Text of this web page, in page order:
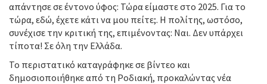
απάντησε σε έντονο ύφος: Τώρα είμαστε στο 2025. Για το
τώρα, εδώ, έχετε κάτι να μου πείτε;. Η πολίτης, ωστόσο,
συνέχισε την κριτική της, επιμένοντας: Ναι. Δεν υπάρχει
τίποτα! Σε όλη την Ελλάδα.
Το περιστατικό καταγράφηκε σε βίντεο και
δημοσιοποιήθηκε από τη Ροδιακή, προκαλώντας νέα